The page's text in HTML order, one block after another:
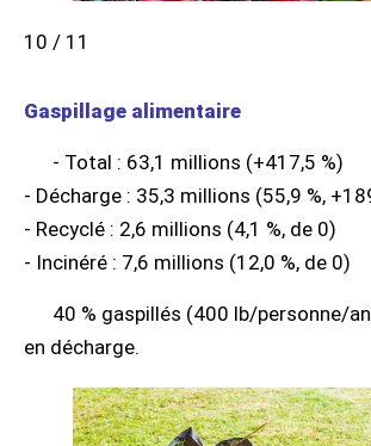
10 / 11
Gaspillage alimentaire
- Total : 63,1 millions (+417,5 %)
- Décharge : 35,3 millions (55,9 %,
- Recyclé : 2,6 millions (4,1 %, de 0)
- Incinéré : 7,6 millions (12,0 %, de 0)
40 % gaspillés (400 lb/personne/
en décharge.